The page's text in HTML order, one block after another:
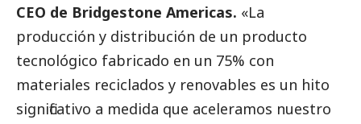
CEO de Bridgestone Americas. «La
producción y distribución de un producto
tecnológico fabricado en un 75% con
materiales reciclados y renovables es un hito
significativo a medida que aceleramos nuestro